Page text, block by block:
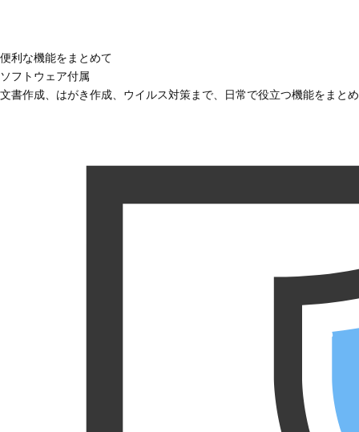
便利な機能をまとめて
ソフトウェア付属
文書作成、はがき作成、ウイルス対策まで、日常で役立つ機能をまと